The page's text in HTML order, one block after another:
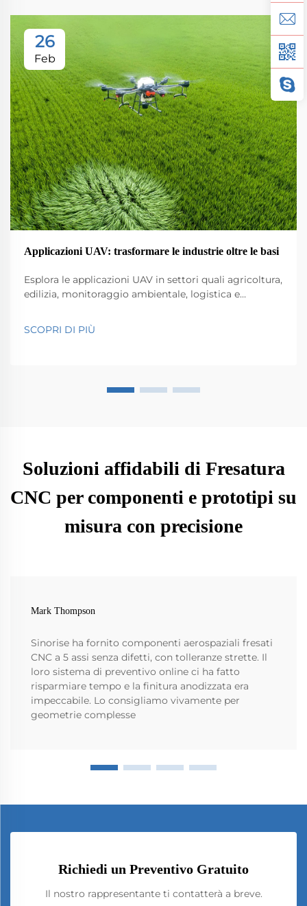
26
Feb
Applicazioni UAV: trasformare le industrie oltre le basi
Esplora le applicazioni UAV in settori quali agricoltura,
edilizia, monitoraggio ambientale, logistica e
e innovazione.
SCOPRI DI PIÙ
Soluzioni affidabili di Fresatura
CNC per componenti e prototipi su
misura con precisione
Mark Thompson
Sinorise ha fornito componenti aerospaziali fresati
CNC a 5 assi senza difetti, con tolleranze strette. Il
loro sistema di preventivo online ci ha fatto
risparmiare tempo e la finitura anodizzata era
impeccabile. Lo consigliamo vivamente per
geometrie complesse
Richiedi un Preventivo Gratuito
Il nostro rappresentante ti contatterà a breve.